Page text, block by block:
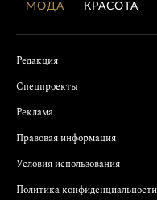
МОДА КРАСОТА
Редакция
Спецпроекты
Реклама
Правовая информация
Условия использования
Политика конфиденциальности